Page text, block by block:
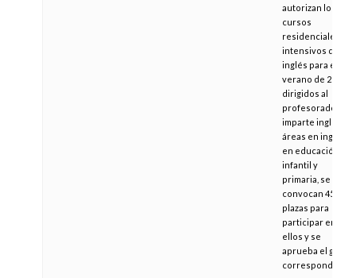
autorizan los
cursos
residenciales
intensivos de
inglés para el
verano de 2010,
dirigidos al
profesorado que
imparte inglés, o
áreas en inglés,
en educación
infantil y
primaria, se
convocan 45
plazas para
participar en
ellos y se
aprueba el gasto
correspondiente